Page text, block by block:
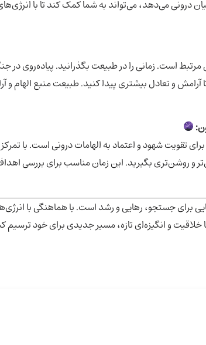
درونی می‌دهد، می‌تواند به شما کمک کند تا با
مرتبط است. زمانی را در طبیعت بگذرانید. پیاده‌روی
آرامش و تعادل بیشتری پیدا کنید. طبیعت منبع الهام
برای تقویت شهود و اعتماد به الهامات درونی است. با
و روشن‌تری بگیرید. این زمان مناسب برای بررسی
برای جستجو، رهایی و رشد است. با هماهنگی با
خلاقیت و انگیزه‌ای تازه، مسیر جدیدی برای خود ترسیم